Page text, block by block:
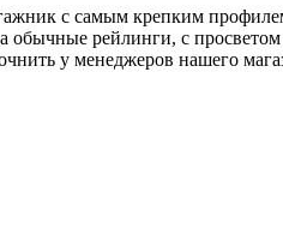
с самым крепким
обычные рейлинги, с
у менеджеров нашего